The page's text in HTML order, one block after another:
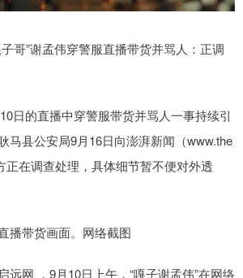
哥”谢孟伟穿警服直播带货并骂人：正调
日的直播中穿警服带货并骂人一事持续引
马县公安局9月16日向澎湃新闻（www.the
正在调查处理，具体细节暂不便对外透
播带货画面。网络截图
远网 ，9月10日上午，“嘎子谢孟伟”在网络